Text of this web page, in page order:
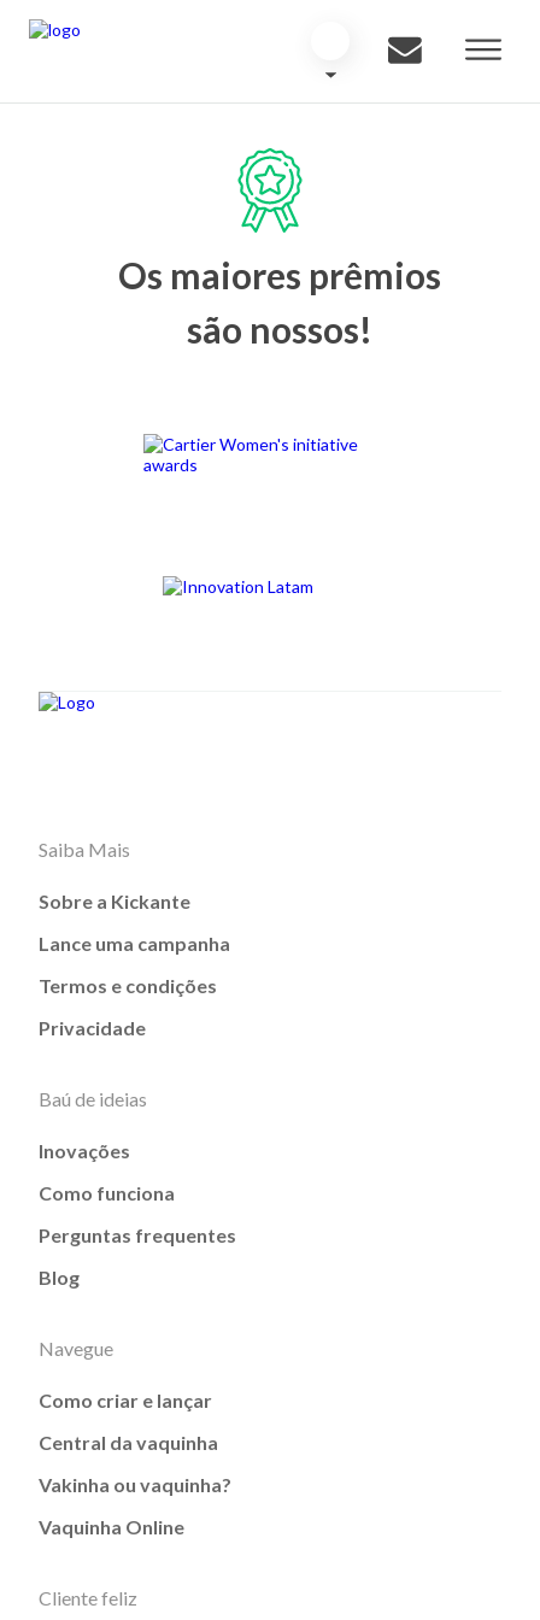
Os maiores prêmios
são nossos!
Saiba Mais
Sobre a Kickante
Lance uma campanha
Termos e condições
Privacidade
Baú de ideias
Inovações
Como funciona
Perguntas frequentes
Blog
Navegue
Como criar e lançar
Central da vaquinha
Vakinha ou vaquinha?
Vaquinha Online
Cliente feliz